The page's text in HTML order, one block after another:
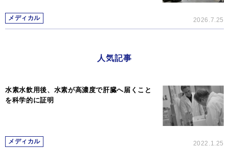
メディカル 2026.7.25
人気記事
水素水飲用後、水素が高濃度で肝臓へ届くこと
を科学的に証明
メディカル 2022.1.25